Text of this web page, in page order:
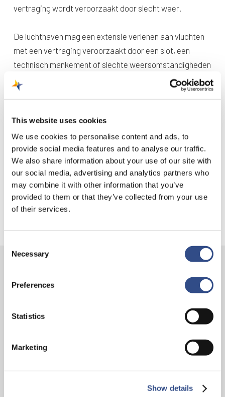
This website uses cookies
We use cookies to personalise content and ads, to
provide social media features and to analyse our traffic.
We also share information about your use of our site with
our social media, advertising and analytics partners who
may combine it with other information that you’ve
provided to them or that they’ve collected from your use
of their services.
Selection
Necessary
Preferences
Statistics
Marketing
Show details
vertraging wordt veroorzaakt door slecht weer.
De luchthaven mag een extensie verlenen aan vluchten
met een vertraging veroorzaakt door een slot, een
technisch mankement of slechte weersomstandigheden
onderweg. De Inspectie voor Leefomgeving en
Transport (ILenT) houdt hier toezicht op.
vertrekken of landen vanaf een luchthaven. Een ATC-slot
wordt opgelegd door de luchtverkeersleiding (Air Traffic
Control). Zij houden bij het toekennen van slots onder
andere rekening met de capaciteit in het luchtruim en
streven een zo optimale doorstroming van het
luchtverkeer na. Hierdoor kan het zijn dat vluchten later
mogen vertrekken dan ze eigenlijk gepland stonden.
Op reis